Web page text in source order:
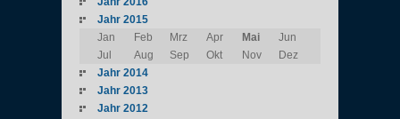
Jahr 2015
Jan
Feb Mrz Apr Mai
Jun
Jul
Aug Sep Okt Nov
Dez
Jahr 2014
Jahr 2013
Jahr 2012